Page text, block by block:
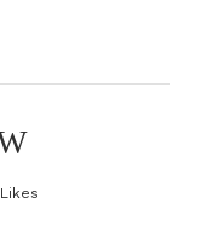
Likes